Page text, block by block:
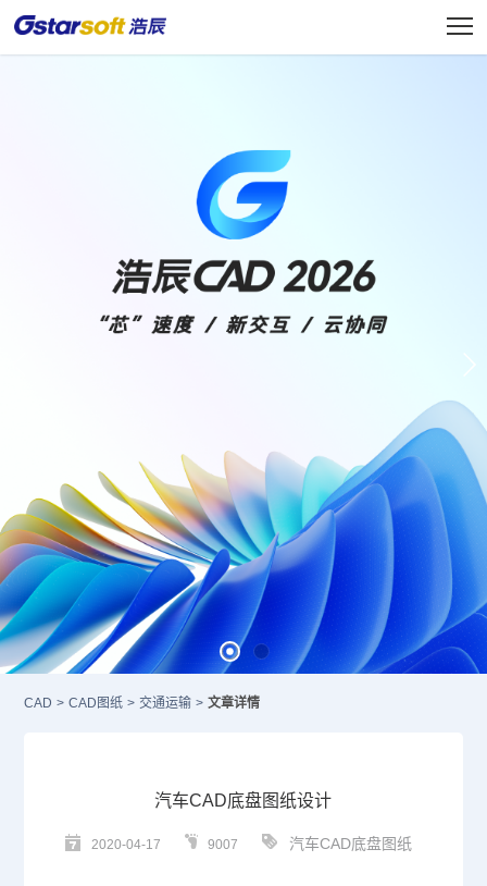
CAD > CAD图纸 > 交通运输 > 文章详情
汽车CAD底盘图纸设计
2020-04-17 9007 汽车CAD底盘图纸